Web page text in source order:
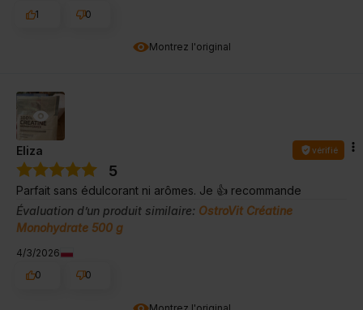
Montrez l'original
1
0
Eliza vérifié
5
Parfait sans édulcorant ni arômes. Je 👍️ recommande
Évaluation d’un produit similaire: OstroVit Créatine
Monohydrate 500 g
4/3/2026
0
0